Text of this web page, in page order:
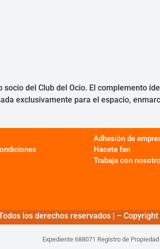
del Club del Ocio. El complemento
exclusivamente para el espacio,
Adhesión de
Hacete fan
Trabaja con
los derechos reservados | –
Expediente 688071 Registro de